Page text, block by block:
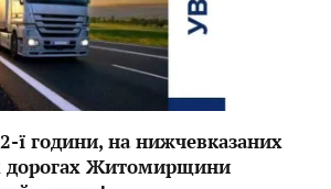
ї години, на нижчевказаних
дорогах Житомирщини